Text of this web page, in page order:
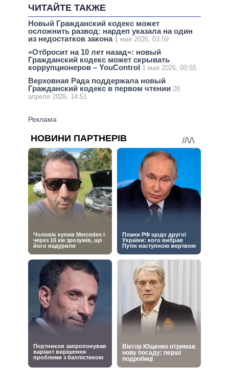
ЧИТАЙТЕ ТАКЖЕ
Новый Гражданский кодекс может
осложнить развод: нардеп указала на один
из недостатков закона 1 мая 2026, 03:59
«Отбросит на 10 лет назад»: новый
Гражданский кодекс может скрывать
коррупционеров – YouControl 1 мая 2026, 00:55
Верховная Рада поддержала новый
Гражданский кодекс в первом чтении 28
апреля 2026, 14:51